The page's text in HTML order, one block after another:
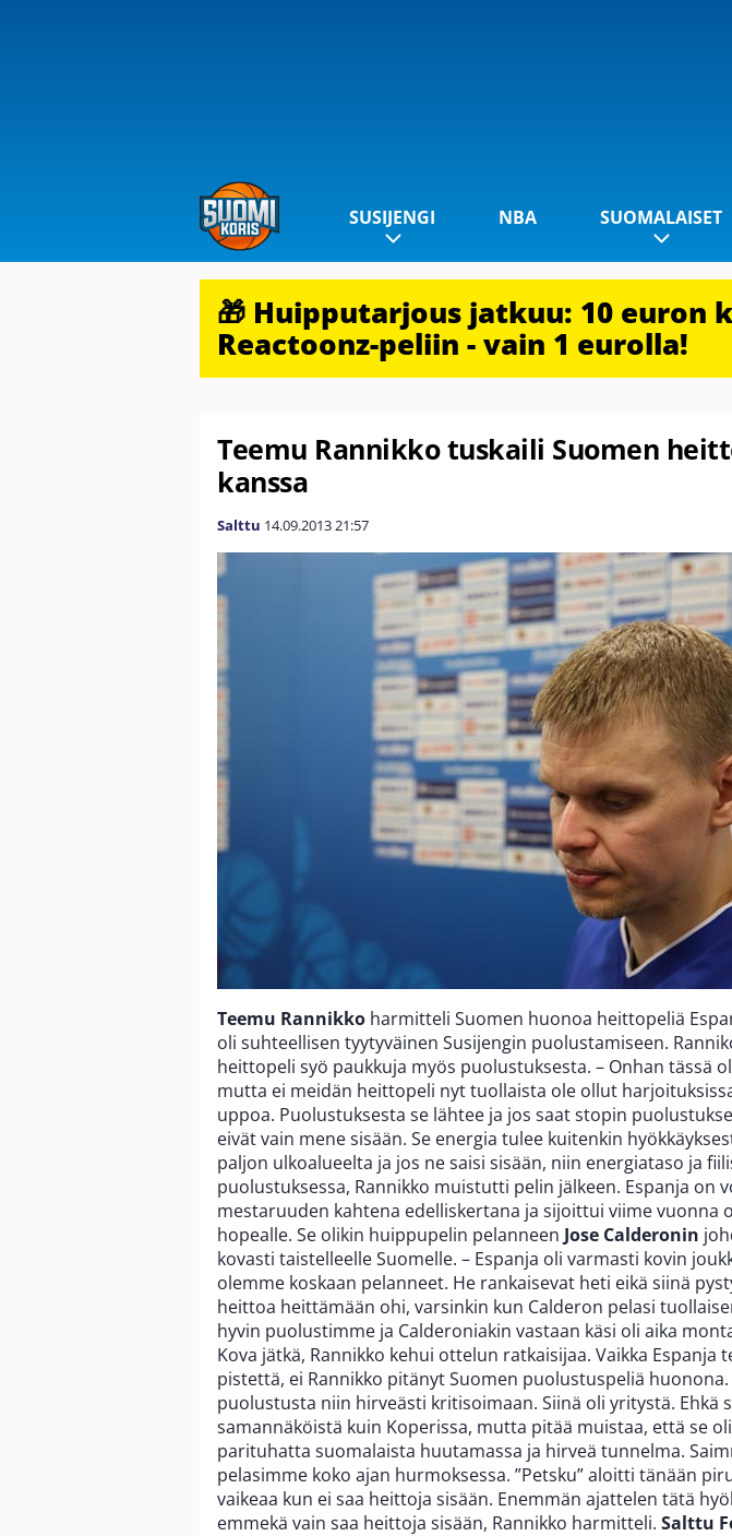
SUSIJENGI NBA SUOMALAISET
🎁 Huipputarjous jatkuu: 10 euron
Reactoonz-peliin - vain 1 eurolla!
Teemu Rannikko tuskaili Suomen
kanssa
Salttu 14.09.201321:57
Teemu Rannikko harmitteli Suomen huonoa heittopeliä
oli suhteellisen tyytyväinen Susijengin puolustamiseen.
heittopeli syö paukkuja myös puolustuksesta. – Onhan tässä
mutta ei meidän heittopeli nyt tuollaista ole ollut
uppoa. Puolustuksesta se lähtee ja jos saat stopin
eivät vain mene sisään. Se energia tulee kuitenkin
paljon ulkoalueelta ja jos ne saisi sisään, niin energiataso ja
puolustuksessa, Rannikko muistutti pelin jälkeen. Espanja on
mestaruuden kahtena edelliskertana ja sijoittui viime vuonna
hopealle. Se olikin huippupelin pelanneen Jose Calderonin
kovasti taistelleelle Suomelle. – Espanja oli varmasti kovin
olemme koskaan pelanneet. He rankaisevat heti eikä siinä
heittoa heittämään ohi, varsinkin kun Calderon pelasi
hyvin puolustimme ja Calderoniakin vastaan käsi oli aika
Kova jätkä, Rannikko kehui ottelun ratkaisijaa. Vaikka Espanja
pistettä, ei Rannikko pitänyt Suomen puolustuspeliä
puolustusta niin hirveästi kritisoimaan. Siinä oli yritystä. Ehkä
samannäköistä kuin Koperissa, mutta pitää muistaa, että se
parituhatta suomalaista huutamassa ja hirveä tunnelma.
pelasimme koko ajan hurmoksessa. ”Petsku” aloitti tänään
vaikeaa kun ei saa heittoja sisään. Enemmän ajattelen tätä
emmekä vain saa heittoja sisään, Rannikko harmitteli. Salttu